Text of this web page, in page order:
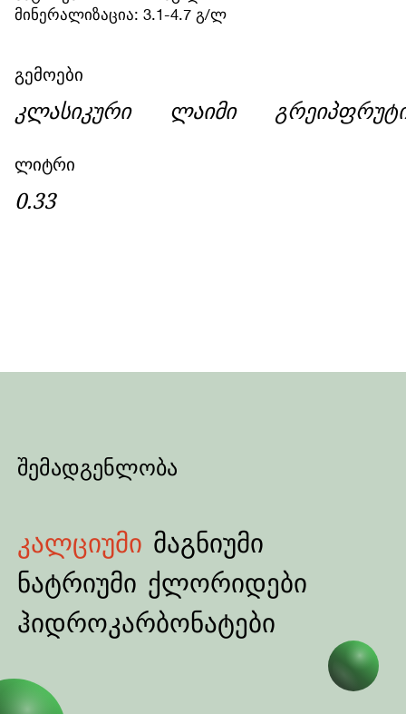
მინერალიზაცია: 3.1-4.7 გ/ლ
გემოები
კლასიკური ლაიმი
ლიტრი
0.33
შემადგენლობა
კალციუმი მაგნიუმი
ნატრიუმი ქლორიდები
ჰიდროკარბონატები